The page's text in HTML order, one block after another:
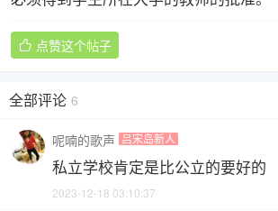
 点赞这个帖子
全部评论 6
呢喃的歌声 吕宋岛新人
私立学校肯定是比公立的要好的
2023-12-18 03:10:37